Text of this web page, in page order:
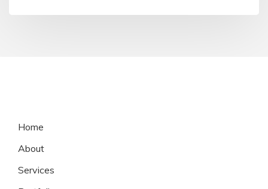
Home
About
Services